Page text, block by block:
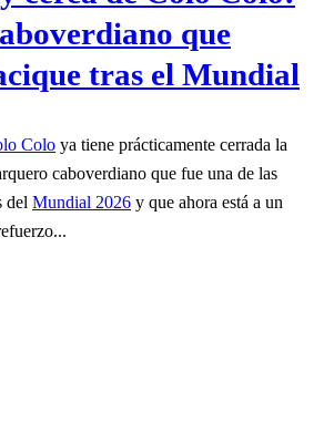
que
tras el Mundial
Colo ya tiene prácticamente cerrada la
caboverdiano que fue una de las
del Mundial 2026 y que ahora está a un